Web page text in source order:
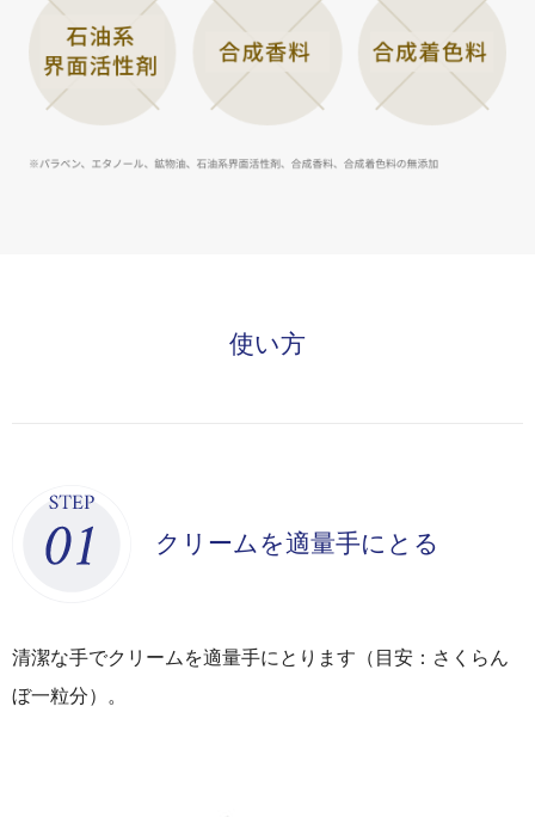
使い方
クリームを適量手にとる
清潔な手でクリームを適量手にとります（目安：さくらん
ぼ一粒分）。